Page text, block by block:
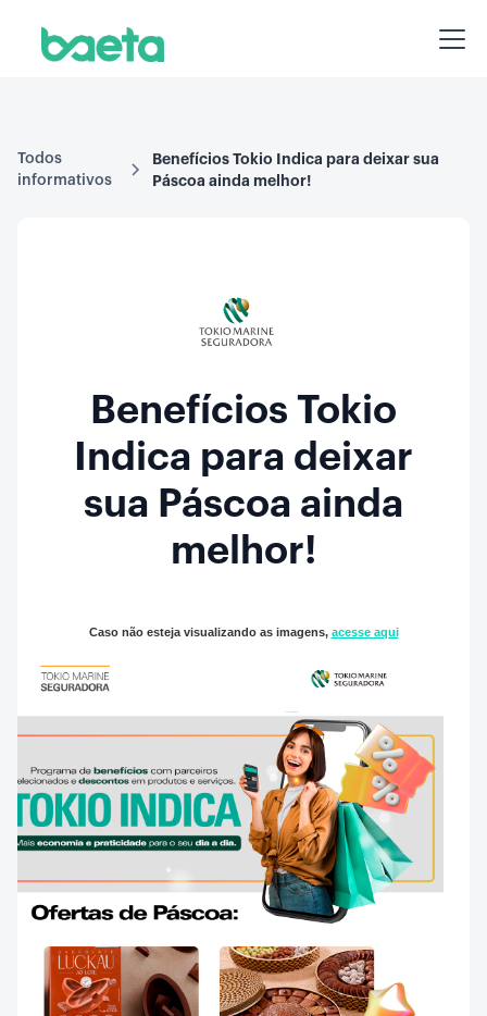
Todos
informativos
Benefícios Tokio Indica para deixar sua
Páscoa ainda melhor!
Benefícios Tokio
Indica para deixar
sua Páscoa ainda
melhor!
Caso não esteja visualizando as imagens, acesse aqui